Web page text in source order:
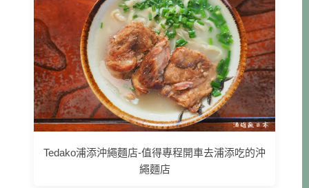
Tedako浦添沖繩麵店-值得專程開車去浦添吃的沖
繩麵店